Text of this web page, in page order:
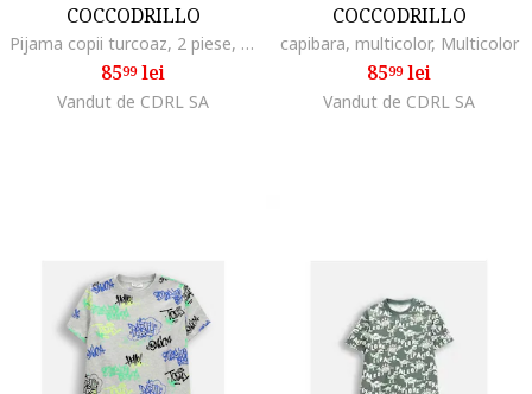
COCCODRILLO
Pijama copii turcoaz, 2 piese, bumbac, Multicolor
8599lei
Vandut de CDRL SA
COCCODRILLO
capibara, multicolor, Multicolor
8599lei
Vandut de CDRL SA